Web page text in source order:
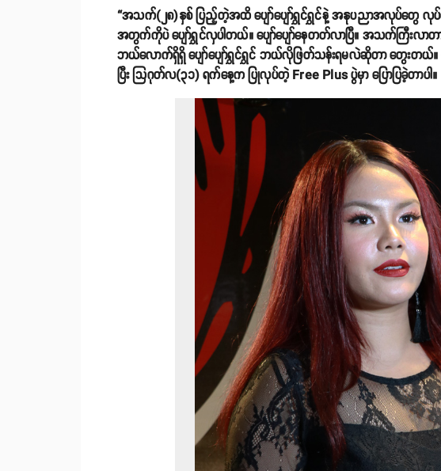
“အသက်(၂၈)နှစ် ပြည့်တဲ့အထိ ပျော်ပျော်ရွှင်ရွှင်နဲ့ အနုပညာအလုပ်တွေ လုပ်
အတွက်ကိုပဲ ပျော်ရွှင်လှပါတယ်။ ပျော်ပျော်နေတတ်လာပြီ။ အသက်ကြီးလာ
ဘယ်လောက်ရှိရှိ ပျော်ပျော်ရွှင်ရွှင် ဘယ်လိုဖြတ်သန်းရမလဲဆိုတာ တွေးတယ်။
ပြီး သြဂုတ်လ(၃၁) ရက်နေ့က ပြုလုပ်တဲ့ Free Plus ပွဲမှာ ပြောပြခဲ့တာပါ။